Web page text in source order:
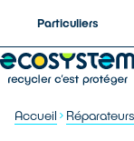
Particuliers
Accueil